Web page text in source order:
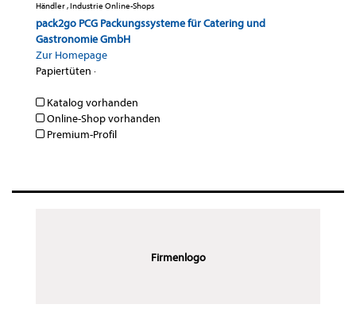
Händler , Industrie Online-Shops
pack2go PCG Packungssysteme für Catering und
Gastronomie GmbH
Zur Homepage
Papiertüten ·
Katalog vorhanden
Online-Shop vorhanden
Premium-Profil
Firmenlogo